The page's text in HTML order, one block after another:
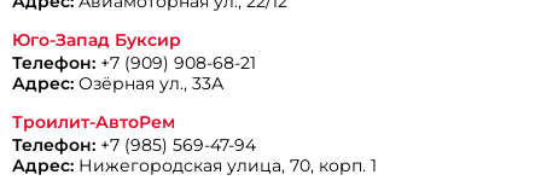
Юго-Запад Буксир
Телефон: +7 (909) 908-68-21
Адрес: Озёрная ул., 33А
Троилит-АвтоРем
Телефон: +7 (985) 569-47-94
Адрес: Нижегородская улица, 70, корп. 1